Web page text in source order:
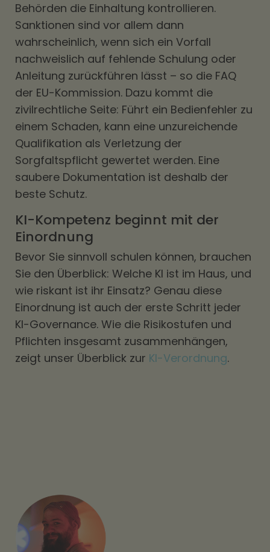
Behörden die Einhaltung kontrollieren.
Sanktionen sind vor allem dann
wahrscheinlich, wenn sich ein Vorfall
nachweislich auf fehlende Schulung oder
Anleitung zurückführen lässt – so die FAQ
der EU-Kommission. Dazu kommt die
zivilrechtliche Seite: Führt ein Bedienfehler zu
einem Schaden, kann eine unzureichende
Qualifikation als Verletzung der
Sorgfaltspflicht gewertet werden. Eine
saubere Dokumentation ist deshalb der
beste Schutz.
KI-Kompetenz beginnt mit der
Einordnung
Bevor Sie sinnvoll schulen können, brauchen
Sie den Überblick: Welche KI ist im Haus, und
wie riskant ist ihr Einsatz? Genau diese
Einordnung ist auch der erste Schritt jeder
KI-Governance. Wie die Risikostufen und
Pflichten insgesamt zusammenhängen,
zeigt unser Überblick zur KI-Verordnung.